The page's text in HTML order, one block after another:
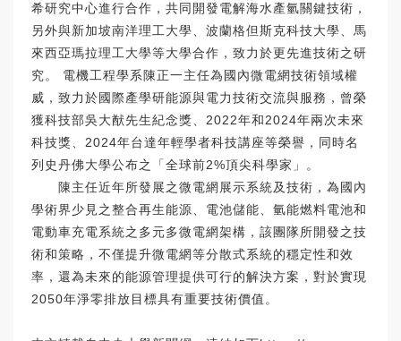
希研究中心進行合作，共同開發電解海水產氫關鍵技術，
另外與新加坡南洋理工大學、波蘭格但斯克科技大學、馬
來西亞瑪拉理工大學等大學合作，致力於更先進技術之研
究。 電機工程學系陳正一主任為國內微電網技術領域權
威，致力於國際產學研能源與電力技術交流與服務，曾榮
獲科技部吳大猷先生紀念獎、2022年和2024年兩次未來
科技獎、2024年台達年輕學者科技講座等榮譽，同時名
列史丹佛大學公布之「全球前2%頂尖科學家」。
陳主任近年所發展之微電網展示系統及技術，為國內
學術界少見之整合再生能源、電池儲能、氫能燃料電池和
電動車充電系統之多元多微電網架構，該團隊所開發之技
術和策略，不僅提升微電網等分散式系統的穩定性和效
率，還為未來的能源管理提供可行的解決方案，對於實現
2050年淨零排放目標具有重要技術價值。